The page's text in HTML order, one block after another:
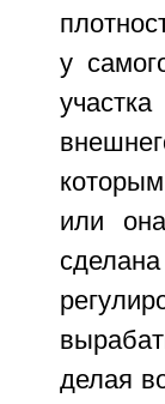
у
или
делая